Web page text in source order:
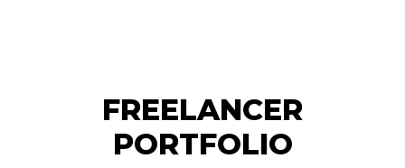
FREELANCER
PORTFOLIO